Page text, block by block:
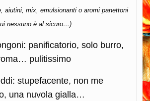
aiutini, mix, emulsionanti o aromi panettoni
nessuno è al sicuro…)
panificatorio, solo burro,
pulitissimo
stupefacente, non me
una nuvola gialla…